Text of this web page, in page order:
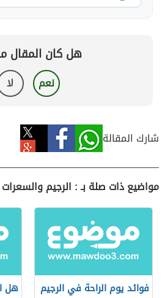
هل كان المقال
نعم لا
شارك المقالة
مواضيع ذات صلة بـ : الرجيم والسعرات
فوائد يوم الراحة في الرجيم هل